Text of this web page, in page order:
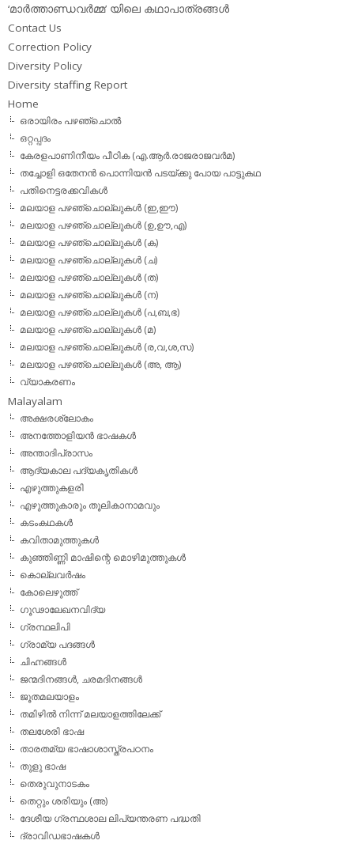
‘മാര്‍ത്താണ്ഡവര്‍മ്മ’ യിലെ കഥാപാത്രങ്ങള്‍
Contact Us
Correction Policy
Diversity Policy
Diversity staffing Report
Home
ഒരായിരം പഴഞ്ചൊല്‍
ഒറ്റപ്പദം
കേരളപാണിനീയം പീഠിക (എ.ആര്‍.രാജരാജവര്‍മ)
തച്ചോളി ഒതേനൻ പൊന്നിയൻ പടയ്‌ക്കു പോയ പാട്ടുകഥ
പതിനെട്ടരക്കവികള്‍
മലയാള പഴഞ്ചൊല്ലുകള്‍ (ഇ,ഈ)
മലയാള പഴഞ്ചൊല്ലുകള്‍ (ഉ,ഊ,എ)
മലയാള പഴഞ്ചൊല്ലുകള്‍ (ക)
മലയാള പഴഞ്ചൊല്ലുകള്‍ (ച)
മലയാള പഴഞ്ചൊല്ലുകള്‍ (ത)
മലയാള പഴഞ്ചൊല്ലുകള്‍ (ന)
മലയാള പഴഞ്ചൊല്ലുകള്‍ (പ,ബ,ഭ)
മലയാള പഴഞ്ചൊല്ലുകള്‍ (മ)
മലയാള പഴഞ്ചൊല്ലുകള്‍ (ര,വ,ശ,സ)
മലയാള പഴഞ്ചൊല്ലുകൾ (അ, ആ)
വ്യാകരണം
Malayalam
അക്ഷരശ്ലോകം
അനത്തോളിയന്‍ ഭാഷകള്‍
അന്താദിപ്രാസം
ആദ്യകാല പദ്യകൃതികള്‍
എഴുത്തുകളരി
എഴുത്തുകാരും തൂലികാനാമവും
കടംകഥകള്‍
കവിതാമുത്തുകള്‍
കുഞ്ഞിണ്ണി മാഷിന്റെ മൊഴിമുത്തുകള്‍
കൊല്ലവര്‍ഷം
കോലെഴുത്ത്
ഗൂഢാലേഖനവിദ്യ
ഗ്രന്ഥലിപി
ഗ്രാമ്യ പദങ്ങള്‍
ചിഹ്നങ്ങള്‍
ജന്മദിനങ്ങള്‍, ചരമദിനങ്ങള്‍
ജൂതമലയാളം
തമിഴില്‍ നിന്ന് മലയാളത്തിലേക്ക്
തലശേരി ഭാഷ
താരതമ്യ ഭാഷാശാസ്ത്രപഠനം
തുളു ഭാഷ
തെരുവുനാടകം
തെറ്റും ശരിയും (അ)
ദേശീയ ഗ്രന്ഥശാല ലിപ്യന്തരണ പദ്ധതി
ദ്രാവിഡഭാഷകള്‍